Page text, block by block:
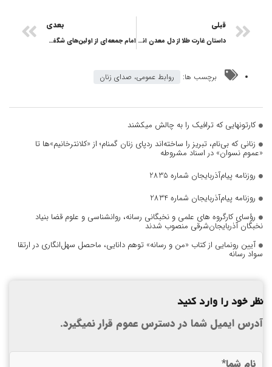
قبلی
داستان غارت طلا از دل معدن اندریان
بعدی
امام جمعه‌ای از اولین‌های شگفت‌انگیز تبریز
برچسب ها: روابط عمومی، صدای زنان
کارتونهایی که ترافیک را به چالش میکشند
زنانی که بی‌نام، تبریز را ساخته‌اند ردپای زنان گمنام؛ از «کلانترخانیم»ها تا
«عموم نسوان» در اسناد مشروطه
روزنامه پیام‌آذربایجان شماره 2835
روزنامه پیام‌آذربایجان شماره 2834
رؤسای کارگروه های علمی و نخبگانی رسانه، روانشناسی و علوم قضا بنیاد
نخبگان آذربایجان‌شرقی منصوب شدند
آیین رونمایی از کتاب «من و رسانه» توهم دانایی، ماحصل سهل‌انگاری در ارتقا
سواد رسانه
نظر خود را وارد کنید
آدرس ایمیل شما در دسترس عموم قرار نمیگیرد.